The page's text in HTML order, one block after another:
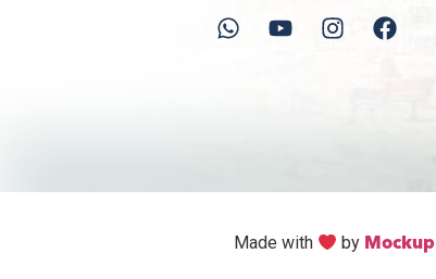
Made with by Mockup